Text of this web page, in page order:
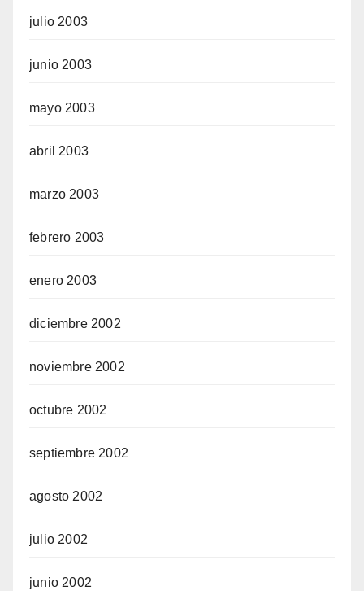
julio 2003
junio 2003
mayo 2003
abril 2003
marzo 2003
febrero 2003
enero 2003
diciembre 2002
noviembre 2002
octubre 2002
septiembre 2002
agosto 2002
julio 2002
junio 2002